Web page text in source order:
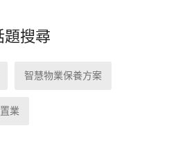
題搜尋
智慧物業保養方案
業